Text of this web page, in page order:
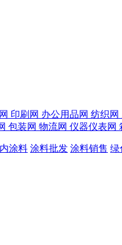
印刷网 办公用品网 纺织网
包装网 物流网 仪器仪表网
涂料 涂料批发 涂料销售 绿